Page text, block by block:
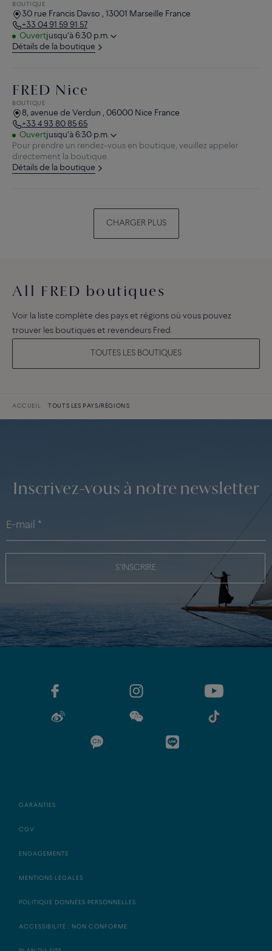
BOUTIQUE
30 rue Francis Davso , 13001 Marseille France
+33 04 91 59 91 57
Ouvertjusqu’à 6:30 p.m.
Détails de la boutique
FRED Nice
BOUTIQUE
8, avenue de Verdun , 06000 Nice France
+33 4 93 80 85 65
Ouvertjusqu’à 6:30 p.m.
Pour prendre un rendez-vous en boutique, veuillez appeler
directement la boutique.
Détails de la boutique
CHARGER PLUS
All FRED boutiques
Voir la liste complète des pays et régions où vous pouvez
trouver les boutiques et revendeurs Fred.
TOUTES LES BOUTIQUES
ACCUEIL TOUTS LES PAYS/RÉGIONS
Inscrivez-vous à notre newsletter
S'INSCRIRE
GARANTIES
CGV
ENGAGEMENTS
MENTIONS LÉGALES
POLITIQUE DONNÉES PERSONNELLES
ACCESSIBILITÉ : NON CONFORME